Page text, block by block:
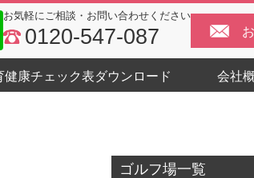
お気軽にご相談・お問い合わせください
0120-547-087
健康チェック表ダウンロード 会社
ゴルフ場一覧